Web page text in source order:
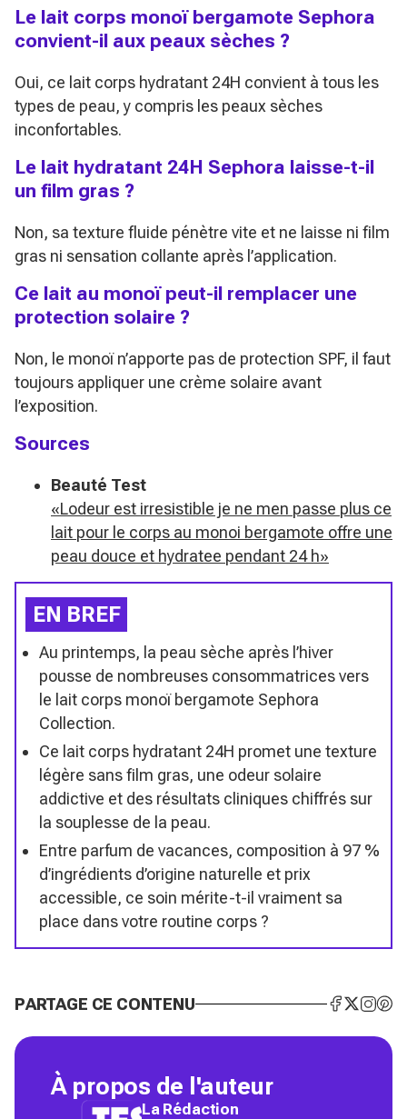
Le lait corps monoï bergamote Sephora
convient-il aux peaux sèches ?
Oui, ce lait corps hydratant 24H convient à tous les
types de peau, y compris les peaux sèches
inconfortables.
Le lait hydratant 24H Sephora laisse-t-il
un film gras ?
Non, sa texture fluide pénètre vite et ne laisse ni film
gras ni sensation collante après l’application.
Ce lait au monoï peut-il remplacer une
protection solaire ?
Non, le monoï n’apporte pas de protection SPF, il faut
toujours appliquer une crème solaire avant
l’exposition.
Sources
Beauté Test
«Lodeur est irresistible je ne men passe plus ce
lait pour le corps au monoi bergamote offre une
peau douce et hydratee pendant 24 h»
EN BREF
Au printemps, la peau sèche après l’hiver
pousse de nombreuses consommatrices vers
le lait corps monoï bergamote Sephora
Collection.
Ce lait corps hydratant 24H promet une texture
légère sans film gras, une odeur solaire
addictive et des résultats cliniques chiffrés sur
la souplesse de la peau.
Entre parfum de vacances, composition à 97 %
d’ingrédients d’origine naturelle et prix
accessible, ce soin mérite-t-il vraiment sa
place dans votre routine corps ?
PARTAGE CE CONTENU
À propos de l'auteur
La Rédaction